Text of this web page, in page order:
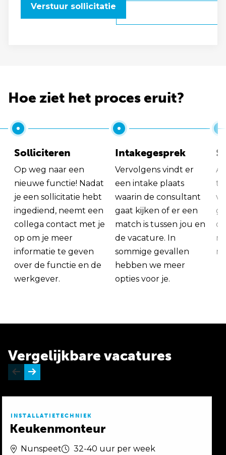
Verstuur sollicitatie
Hoe ziet het proces eruit?
Solliciteren
Op weg naar een
nieuwe functie! Nadat
je een sollicitatie hebt
ingediend, neemt een
collega contact met je
op om je meer
informatie te geven
over de functie en de
werkgever.
Intakegesprek
Vervolgens vindt er
een intake plaats
waarin de consultant
gaat kijken of er een
match is tussen jou en
de vacature. In
sommige gevallen
hebben we meer
opties voor je.
Vergelijkbare vacatures
INSTALLATIETECHNIEK
Keukenmonteur
Nunspeet
32-40 uur per week